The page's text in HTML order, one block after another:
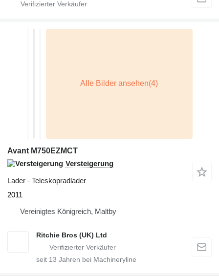
Avant M750EZMCT
Versteigerung
Lader - Teleskopradlader
2011
Vereinigtes Königreich, Maltby
Ritchie Bros (UK) Ltd
seit 13 Jahren bei Machineryline